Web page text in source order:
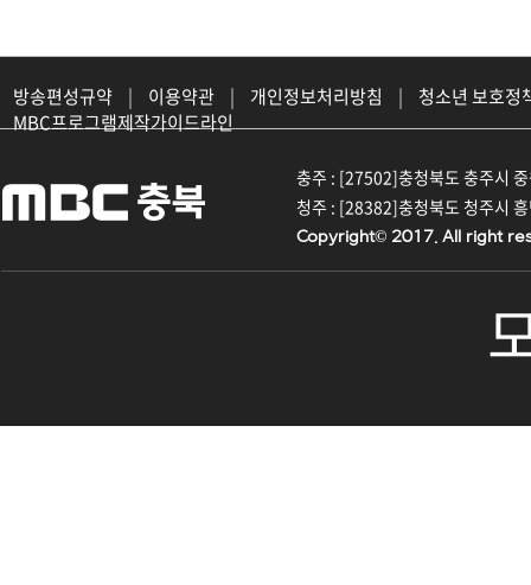
방송편성규약 | 이용약관 | 개인정보처리방침 |
청소년 보호정
MBC프로그램제작가이드라인
충주 : [27502]충청북도 충주시
청주 : [28382]충청북도 청주시
Copyright© 2017. All right